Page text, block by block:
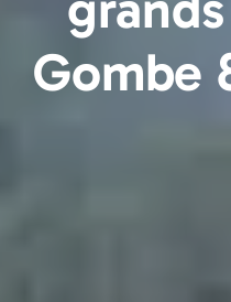
Gombe